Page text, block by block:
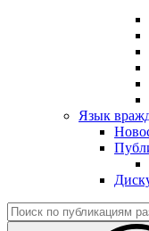
Язык